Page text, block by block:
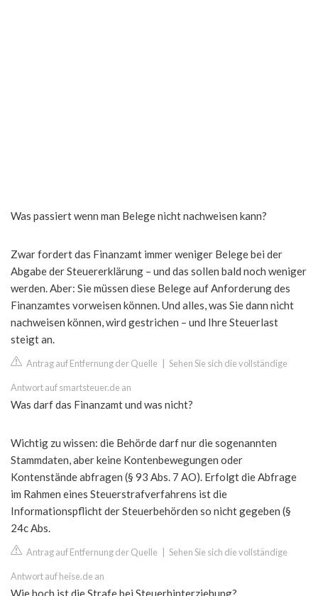
Was passiert wenn man Belege nicht nachweisen kann?
Zwar fordert das Finanzamt immer weniger Belege bei der
Abgabe der Steuererklärung – und das sollen bald noch weniger
werden. Aber: Sie müssen diese Belege auf Anforderung des
Finanzamtes vorweisen können. Und alles, was Sie dann nicht
nachweisen können, wird gestrichen – und Ihre Steuerlast
steigt an.
Antrag auf Entfernung der Quelle Sehen Sie sich die vollständige
Antwort auf smartsteuer.de an
Was darf das Finanzamt und was nicht?
Wichtig zu wissen: die Behörde darf nur die sogenannten
Stammdaten, aber keine Kontenbewegungen oder
Kontenstände abfragen (§ 93 Abs. 7 AO). Erfolgt die Abfrage
im Rahmen eines Steuerstrafverfahrens ist die
Informationspflicht der Steuerbehörden so nicht gegeben (§
24c Abs.
Antrag auf Entfernung der Quelle Sehen Sie sich die vollständige
Antwort auf heise.de an
Wie hoch ist die Strafe bei Steuerhinterziehung?